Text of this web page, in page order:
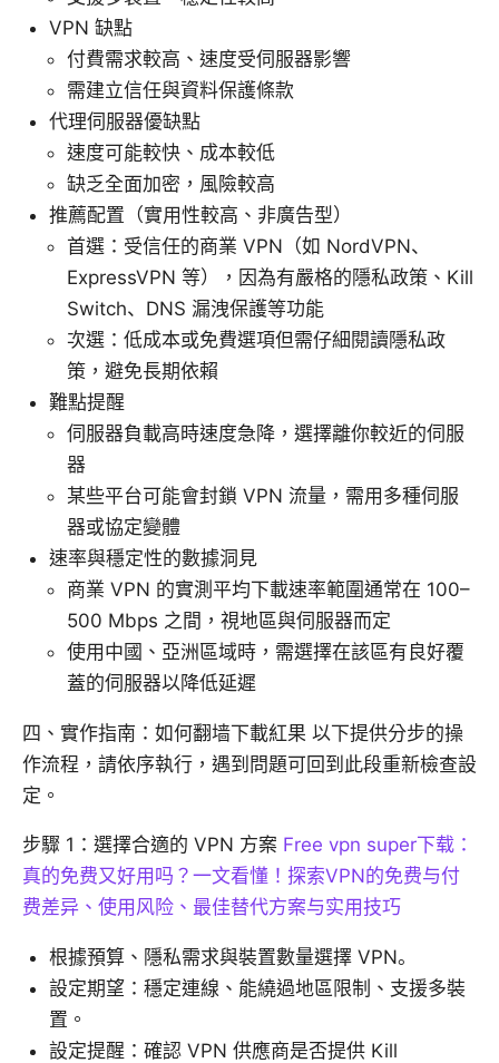
VPN 缺點
付費需求較高、速度受伺服器影響
需建立信任與資料保護條款
代理伺服器優缺點
速度可能較快、成本較低
缺乏全面加密，風險較高
推薦配置（實用性較高、非廣告型）
首選：受信任的商業 VPN（如 NordVPN、
ExpressVPN 等），因為有嚴格的隱私政策、Kill
Switch、DNS 漏洩保護等功能
次選：低成本或免費選項但需仔細閱讀隱私政
策，避免長期依賴
難點提醒
伺服器負載高時速度急降，選擇離你較近的伺服
器
某些平台可能會封鎖 VPN 流量，需用多種伺服
器或協定變體
速率與穩定性的數據洞見
商業 VPN 的實測平均下載速率範圍通常在 100–
500 Mbps 之間，視地區與伺服器而定
使用中國、亞洲區域時，需選擇在該區有良好覆
蓋的伺服器以降低延遲
四、實作指南：如何翻墙下載紅果 以下提供分步的操
作流程，請依序執行，遇到問題可回到此段重新檢查設
定。
步驟 1：選擇合適的 VPN 方案 Free vpn super下载：
真的免费又好用吗？一文看懂！探索VPN的免费与付
费差异、使用风险、最佳替代方案与实用技巧
根據預算、隱私需求與裝置數量選擇 VPN。
設定期望：穩定連線、能繞過地區限制、支援多裝
置。
設定提醒：確認 VPN 供應商是否提供 Kill